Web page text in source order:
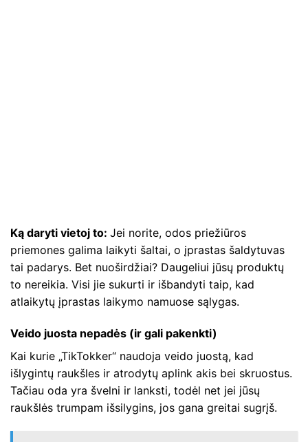
Ką daryti vietoj to: Jei norite, odos priežiūros
priemones galima laikyti šaltai, o įprastas šaldytuvas
tai padarys. Bet nuoširdžiai? Daugeliui jūsų produktų
to nereikia. Visi jie sukurti ir išbandyti taip, kad
atlaikytų įprastas laikymo namuose sąlygas.
Veido juosta nepadės (ir gali pakenkti)
Kai kurie „TikTokker“ naudoja veido juostą, kad
išlygintų raukšles ir atrodytų aplink akis bei skruostus.
Tačiau oda yra švelni ir lanksti, todėl net jei jūsų
raukšlės trumpam išsilygins, jos gana greitai sugrįš.